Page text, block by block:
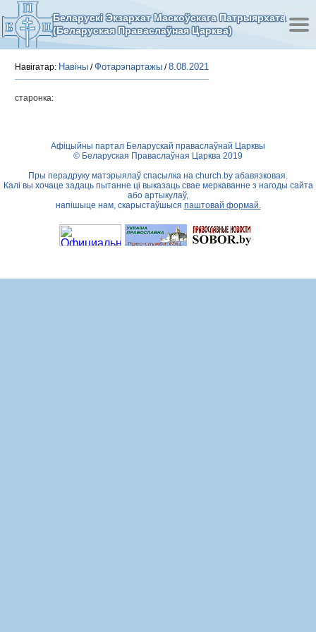
Беларускі Экзархат Маскоўскага Патрыярхата
(Беларуская Праваслаўная Царква)
Навігатар: Навіны /Фотарэпартажы /8.08.2021
старонка:
Афіцыйны партал Беларускай праваслаўнай Царквы
© Беларуская Праваслаўная Царква 2019
Пры перадруку матэрыялаў спасылка на church.by абавязковая.
Калі вы хочаце задаць пытанне ці выказаць свае меркаванне з нагоды сайта
або артыкулаў,
напішыце нам, скарыстаўшыся паштовай формай.